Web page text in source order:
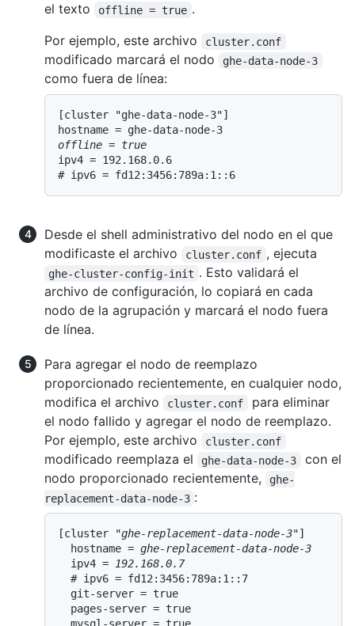
el texto
offline = true .
Por ejemplo, este archivo
cluster.conf
modificado marcará el nodo ghe-data-node-3
como fuera de línea:
[cluster "ghe-data-node-3"]
offline = true
ipv4 = 192.168.0.6
Desde el shell administrativo del nodo en el que
modificaste el archivo
cluster.conf , ejecuta
ghe-cluster-config-init . Esto validará el
archivo de configuración, lo copiará en cada
nodo de la agrupación y marcará el nodo fuera
de línea.
Para agregar el nodo de reemplazo
proporcionado recientemente, en cualquier nodo,
modifica el archivo
cluster.conf
para eliminar
el nodo fallido y agregar el nodo de reemplazo.
Por ejemplo, este archivo
cluster.conf
modificado reemplaza el ghe-data-node-3
con el
nodo proporcionado recientemente,
ghe-
replacement-data-node-3 :
[cluster "ghe-replacement-data-node-3"]
  hostname =
ghe-replacement-data-node-3
  ipv4 =
192.168.0.7
  # ipv6 = fd12:3456:789a:1::7
  git-server = true
  pages-server = true